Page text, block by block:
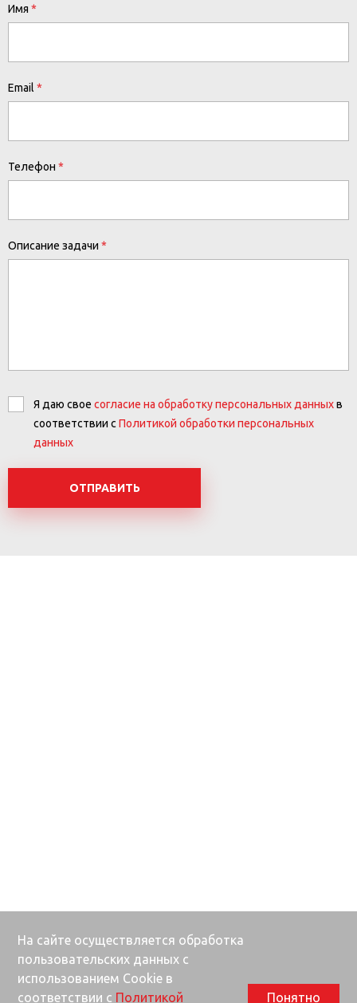
Имя
Email
Телефон
Описание задачи
Я даю своесогласие на обработку персональных данныхв
соответствии сПолитикой обработки персональных
данных
ОТПРАВИТЬ
На сайте осуществляется обработка
пользовательских данных с
использованием Cookie в
соответствии с Политикой
Понятно